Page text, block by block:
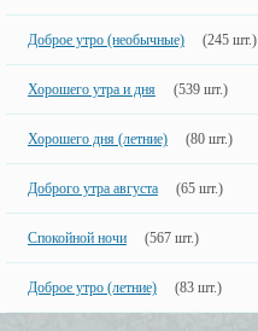
Доброе утро (необычные) (245 шт.)
Хорошего утра и дня (539 шт.)
Хорошего дня (летние) (80 шт.)
Доброго утра августа (65 шт.)
Спокойной ночи (567 шт.)
Доброе утро (летние) (83 шт.)